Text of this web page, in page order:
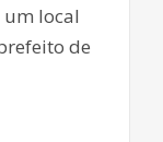
local
de